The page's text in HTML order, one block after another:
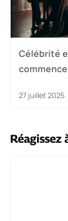
Célébrité
27 juillet 2025
Réagissez